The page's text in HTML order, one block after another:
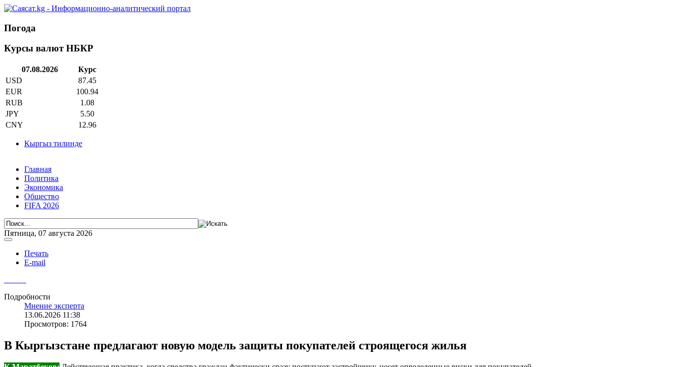
Погода
Курсы валют НБКР
07.08.2026
Курс
USD
87.45
EUR
100.94
RUB
1.08
JPY
5.50
CNY
12.96
Кыргыз тилинде
Главная
Политика
Экономика
Общество
FIFA 2026
Пятница, 07 августа 2026
Печать
E-mail
Подробности
Мнение эксперта
13.06.2026 11:38
Просмотров: 1764
В Кыргызстане предлагают новую модель защиты покупателей строящегося жилья